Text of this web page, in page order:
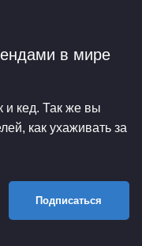
в мире
и кед. Так же вы
как ухаживать за
Подписаться